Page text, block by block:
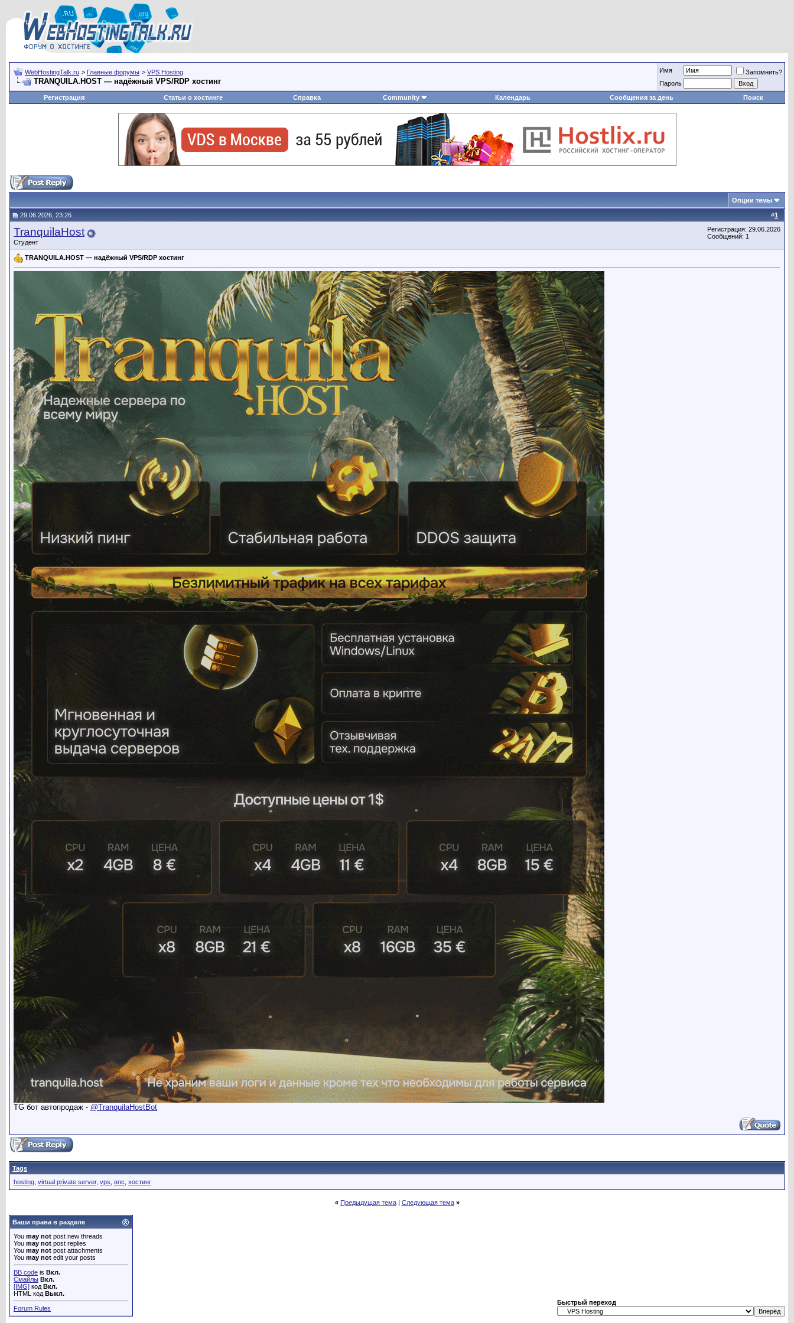
WebHostingTalk.ru > Главные форумы > VPS Hosting
TRANQUILA.HOST — надёжный VPS/RDP хостинг
Имя
Запомнить?
Пароль
Регистрация
Статьи о хостинге Справка Community Календарь Сообщения за день Поиск
Опции темы
#1
29.06.2026, 23:26
TranquilaHost
Студент
Регистрация: 29.06.2026
Сообщений: 1
TRANQUILA.HOST — надёжный VPS/RDP хостинг
TG бот автопродаж - @TranquilaHostBot
Tags
hosting virtual private server, vps впс хостинг
« Предыдущая тема| Следующая тема »
Ваши права в разделе
You may not post new threads
You may not post replies
You may not post attachments
You may not edit your posts
BB code is Вкл.
Смайлы Вкл.
[IMG] код Вкл.
HTML код Выкл.
Forum Rules
Быстрый переход